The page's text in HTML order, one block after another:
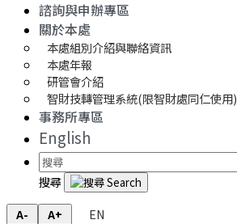
諮詢與申辦專區
關於本處
本處組別介紹與聯絡資訊
本處年報
研管會介紹
智財技轉管理系統(限智財處同仁使用)
事務所專區
English
搜尋
A- A+
EN